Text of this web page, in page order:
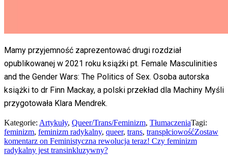
Mamy przyjemność zaprezentować drugi rozdział
opublikowanej w 2021 roku książki pt. Female Masculinities
and the Gender Wars: The Politics of Sex. Osoba autorska
książki to dr Finn Mackay, a polski przekład dla Machiny Myśli
przygotowała Klara Mendrek.
Kategorie: Artykuły, Queer/Trans/Feminizm, TłumaczeniaTagi:
feminizm, feminizm radykalny, queer, trans, transpłciowośćZostaw
komentarz on Feministyczna rewolucja teraz! Czy feminizm
radykalny jest transinkluzywny?